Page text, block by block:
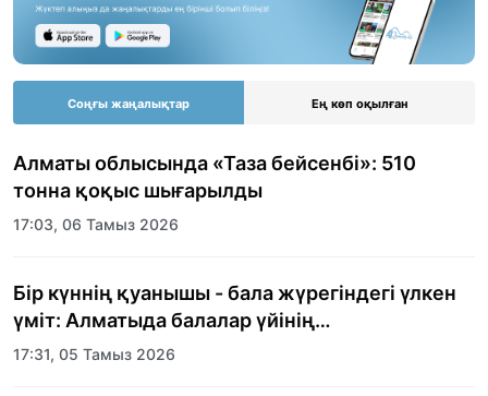
Соңғы жаңалықтар Ең көп оқылған
Алматы облысында «Таза бейсенбі»: 510
тонна қоқыс шығарылды
17:03, 06 Тамыз 2026
Бір күннің қуанышы - бала жүрегіндегі үлкен
үміт: Алматыда балалар үйінің
тәрбиеленушілеріне мерекелік күн
17:31, 05 Тамыз 2026